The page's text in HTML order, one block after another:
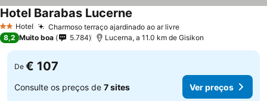
2 Estrelas
Hotel Charmoso terraço ajardinado ao ar livreVer preços
Hotel Barabas Lucerne
8,2 Muito boa 5.784 Lucerna, a 11.0 km de Gisikon
De € 107
Consulte os preços de 7 sites Ver preços